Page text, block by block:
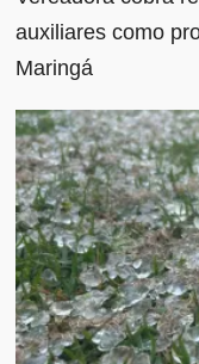
auxiliares como
Maringá